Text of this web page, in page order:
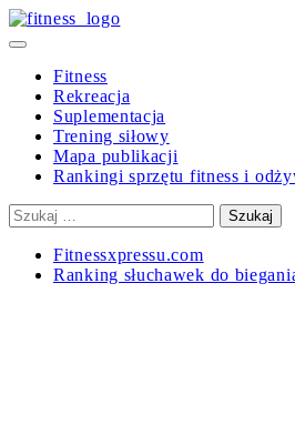
Skip
to
Primary
Fitness
Rekreacja
Suplementacja
Trening siłowy
Mapa publikacji
Rankingi sprzętu fitness i
Szukaj:
Fitnessxpressu.com
Ranking słuchawek do